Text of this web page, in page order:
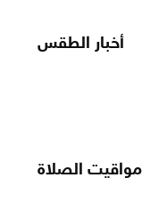
أخبار الطقس
مواقيت الصلاة